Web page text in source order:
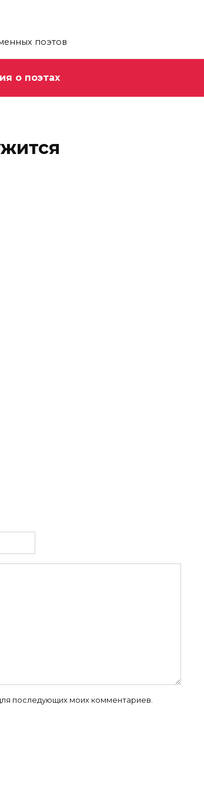
поэтов
о поэтах
последующих моих комментариев.